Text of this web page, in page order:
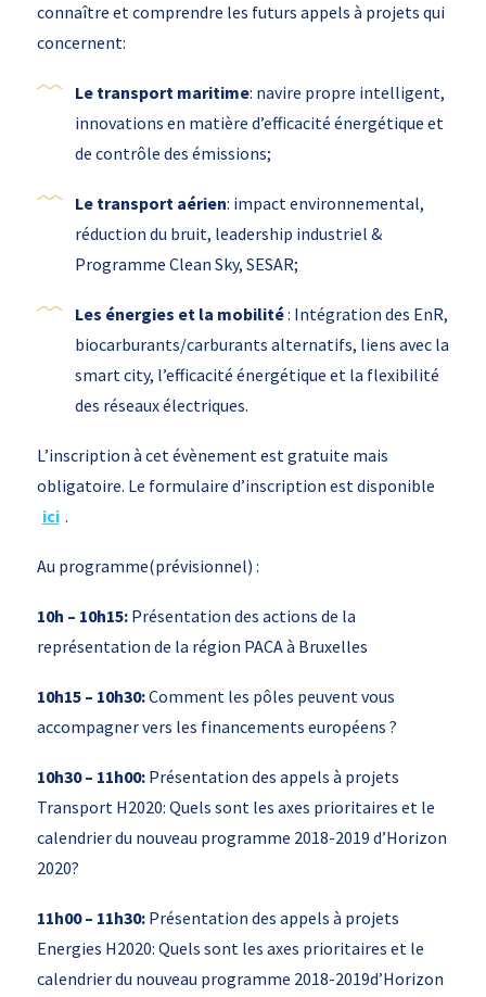
connaître et comprendre les futurs appels à projets qui
concernent:
Le transport maritime: navire propre intelligent,
innovations en matière d’efficacité énergétique et
de contrôle des émissions;
Le transport aérien: impact environnemental,
réduction du bruit, leadership industriel &
Programme Clean Sky, SESAR;
Les énergies et la mobilité: Intégration des EnR,
biocarburants/carburants alternatifs, liens avec la
smart city, l’efficacité énergétique et la flexibilité
des réseaux électriques.
L’inscription à cet évènement est gratuite mais
obligatoire. Le formulaire d’inscription est disponible
ici .
Au programme(prévisionnel) :
10h – 10h15:Présentation des actions de la
représentation de la région PACA à Bruxelles
10h15 – 10h30:Comment les pôles peuvent vous
accompagner vers les financements européens ?
10h30 – 11h00:Présentation des appels à projets
Transport H2020: Quels sont les axes prioritaires et le
calendrier du nouveau programme 2018-2019 d’Horizon
2020?
11h00 – 11h30:Présentation des appels à projets
Energies H2020: Quels sont les axes prioritaires et le
calendrier du nouveau programme 2018-2019d’Horizon